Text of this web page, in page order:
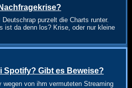
purzelt die Charts runter.
ist da denn los? Krise, oder nur kleine
Spotify? Gibt es Beweise?
wegen von ihm vermuteten Streaming